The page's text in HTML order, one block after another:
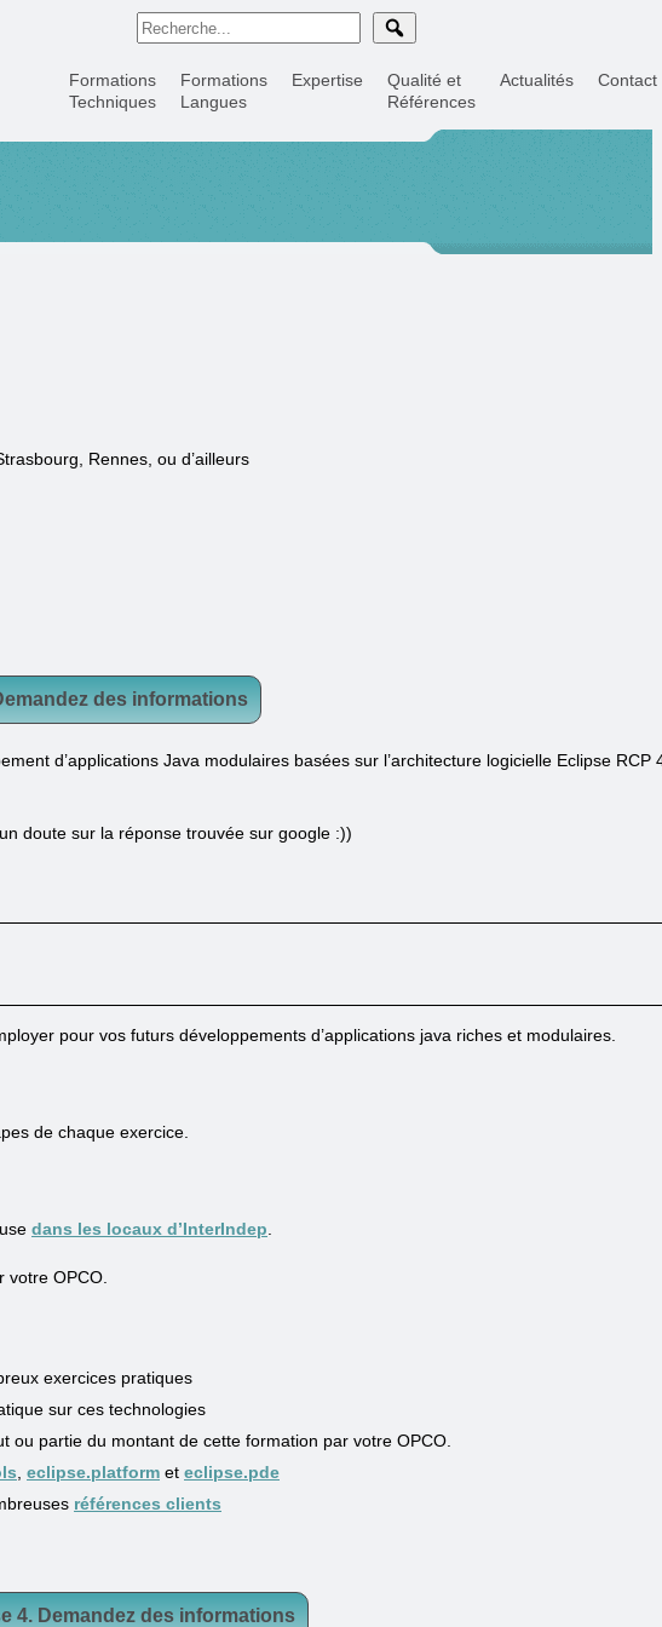
Formations
Techniques
Formations
Langues
Expertise
Qualité et
Références
Actualités Contact
Rennes, ou d’ailleurs
des informations
d’applications Java modulaires basées sur l’architecture logicielle Eclipse RCP
doute sur la réponse trouvée sur google :))
pour vos futurs développements d’applications java riches et modulaires.
de chaque exercice.
dans les locaux d’InterIndep.
votre OPCO.
exercices pratiques
sur ces technologies
ou partie du montant de cette formation par votre OPCO.
, eclipse.platform et eclipse.pde
références clients
4. Demandez des informations